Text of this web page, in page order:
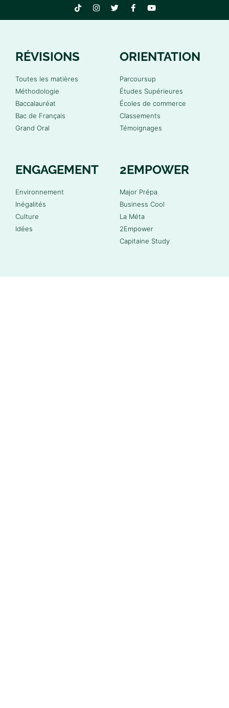
RÉVISIONS
Toutes les matières
Méthodologie
Baccalauréat
Bac de Français
Grand Oral
ORIENTATION
Parcoursup
Études Supérieures
Écoles de commerce
Classements
Témoignages
ENGAGEMENT
Environnement
Inégalités
Culture
Idées
2EMPOWER
Major Prépa
Business Cool
La Méta
2Empower
Capitaine Study